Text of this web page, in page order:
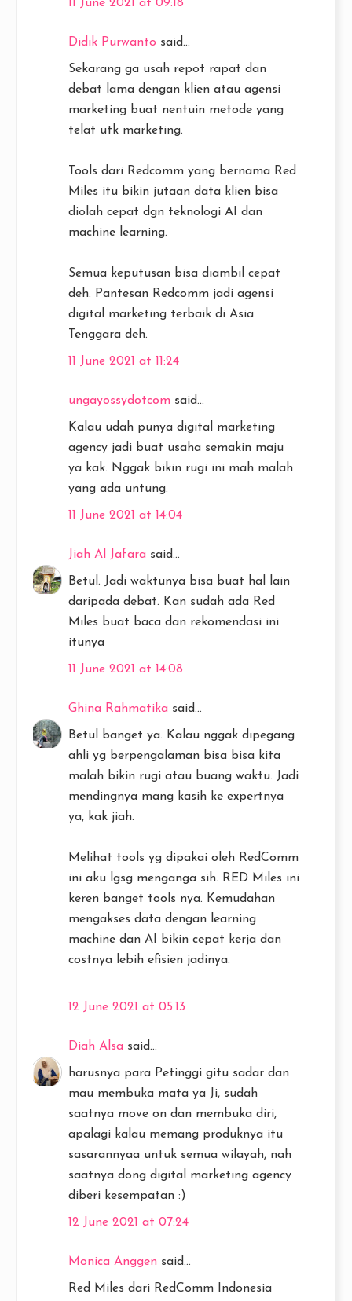
11 June 2021 at 09:18
Didik Purwanto said...
Sekarang ga usah repot rapat dan
debat lama dengan klien atau agensi
marketing buat nentuin metode yang
telat utk marketing.
Tools dari Redcomm yang bernama Red
Miles itu bikin jutaan data klien bisa
diolah cepat dgn teknologi AI dan
machine learning.
Semua keputusan bisa diambil cepat
deh. Pantesan Redcomm jadi agensi
digital marketing terbaik di Asia
Tenggara deh.
11 June 2021 at 11:24
ungayossydotcom said...
Kalau udah punya digital marketing
agency jadi buat usaha semakin maju
ya kak. Nggak bikin rugi ini mah malah
yang ada untung.
11 June 2021 at 14:04
Jiah Al Jafara said...
Betul. Jadi waktunya bisa buat hal lain
daripada debat. Kan sudah ada Red
Miles buat baca dan rekomendasi ini
itunya
11 June 2021 at 14:08
Ghina Rahmatika said...
Betul banget ya. Kalau nggak dipegang
ahli yg berpengalaman bisa bisa kita
malah bikin rugi atau buang waktu. Jadi
mendingnya mang kasih ke expertnya
ya, kak jiah.
Melihat tools yg dipakai oleh RedComm
ini aku lgsg menganga sih. RED Miles ini
keren banget tools nya. Kemudahan
mengakses data dengan learning
machine dan AI bikin cepat kerja dan
costnya lebih efisien jadinya.
12 June 2021 at 05:13
Diah Alsa said...
harusnya para Petinggi gitu sadar dan
mau membuka mata ya Ji, sudah
saatnya move on dan membuka diri,
apalagi kalau memang produknya itu
sasarannyaa untuk semua wilayah, nah
saatnya dong digital marketing agency
diberi kesempatan :)
12 June 2021 at 07:24
Monica Anggen said...
Red Miles dari RedComm Indonesia